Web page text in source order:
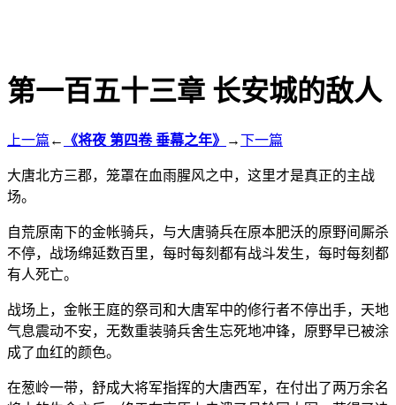
第一百五十三章 长安城的敌人
上一篇 ← 《将夜 第四卷 垂幕之年》 →下一篇
大唐北方三郡，笼罩在血雨腥风之中，这里才是真正的主战
场。
自荒原南下的金帐骑兵，与大唐骑兵在原本肥沃的原野间厮杀
不停，战场绵延数百里，每时每刻都有战斗发生，每时每刻都
有人死亡。
战场上，金帐王庭的祭司和大唐军中的修行者不停出手，天地
气息震动不安，无数重装骑兵舍生忘死地冲锋，原野早已被涂
成了血红的颜色。
在葱岭一带，舒成大将军指挥的大唐西军，在付出了两万余名